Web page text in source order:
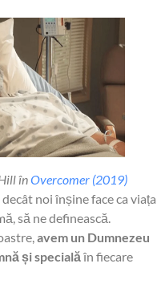
înOvercomer (2019)
noi înșine face ca viața
să ne definească.
avem un Dumnezeu
și specialăîn fiecare